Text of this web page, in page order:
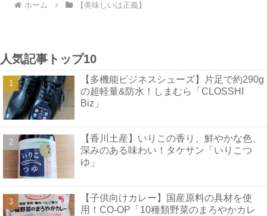
ホーム 【美味しいは正義】
人気記事トップ10
【多機能ビジネスシューズ】片足で約290g
の超軽量&防水！しまむら「CLOSSHI
Biz」
【香川土産】いりこの香り、鮮やかな色、
深みのある味わい！タケサン「いりこつ
ゆ」
【子供向けカレー】国産原料の具材を使
用！CO-OP「10種類野菜のまろやかカレ